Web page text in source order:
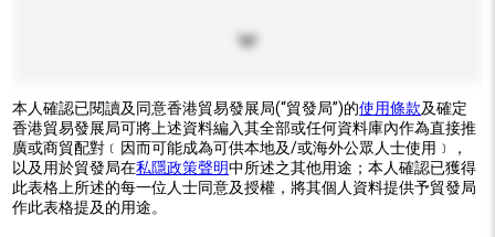
本人確認已閱讀及同意香港貿易發展局(“貿發局”)的使用條款及確定
香港貿易發展局可將上述資料編入其全部或任何資料庫內作為直接推
廣或商貿配對﹝因而可能成為可供本地及/或海外公眾人士使用﹞，
以及用於貿發局在私隱政策聲明中所述之其他用途；本人確認已獲得
此表格上所述的每一位人士同意及授權，將其個人資料提供予貿發局
作此表格提及的用途。